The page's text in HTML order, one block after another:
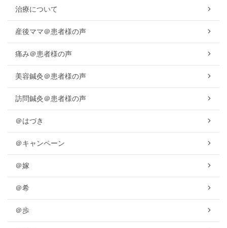
治療について
産後ママ＠患者様の声
痛み＠患者様の声
美容鍼灸＠患者様の声
訪問鍼灸＠患者様の声
＠はづき
＠キャンペーン
＠嫁
＠希
＠歩